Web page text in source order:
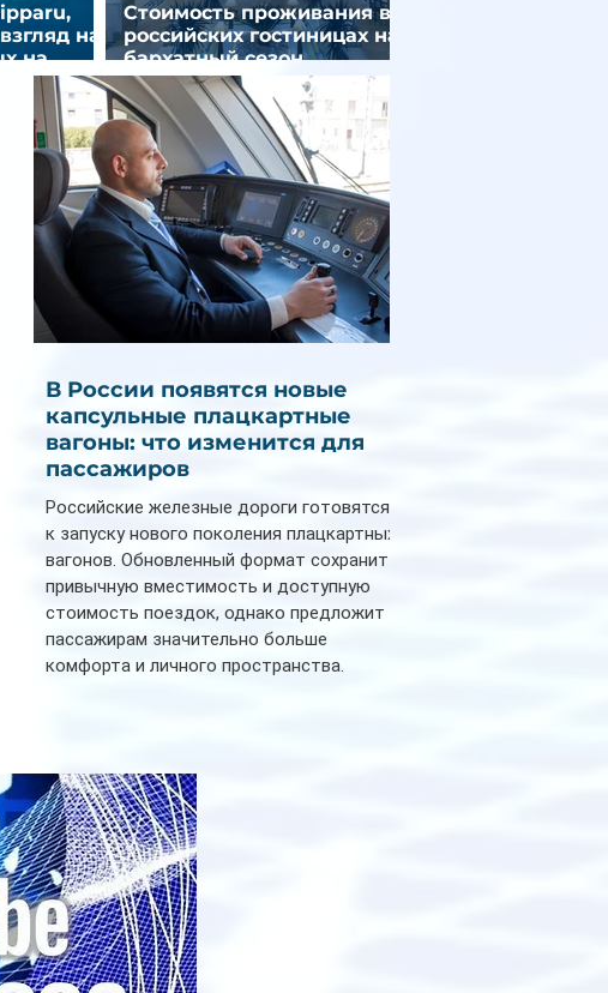
на
на
Стоимость проживания в
российских гостиницах на
бархатный сезон
снизилась на 9%
В России появятся новые
капсульные плацкартные
вагоны: что изменится для
пассажиров
Российские железные дороги готовятся
к запуску нового поколения плацкартных
вагонов. Обновленный формат сохранит
привычную вместимость и доступную
стоимость поездок, однако предложит
пассажирам значительно больше
комфорта и личного пространства.
индивидуальные шторки у каждого
спального места. Они позволят
пассажирам закрыть свою полку во
время сна или отдыха, создав ощуще